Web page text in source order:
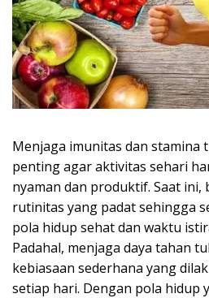
Menjaga imunitas dan stamina
penting agar aktivitas sehari
nyaman dan produktif. Saat ini,
rutinitas yang padat sehingga
pola hidup sehat dan waktu
Padahal, menjaga daya tahan
kebiasaan sederhana yang
setiap hari. Dengan pola hidup